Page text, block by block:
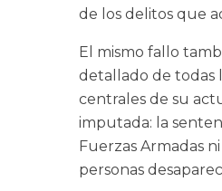
de los delitos que
El mismo fallo
detallado de todas
centrales de su
imputada: la
Fuerzas Armadas
personas